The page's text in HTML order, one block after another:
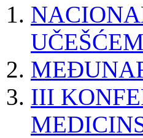
UČEŠĆEM
III